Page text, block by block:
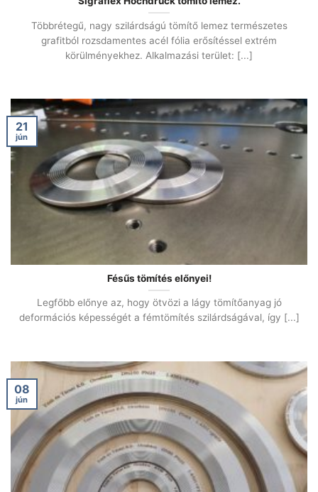
Többrétegű, nagy szilárdságú tömítő lemez természetes
grafitból rozsdamentes acél fólia erősítéssel extrém
körülményekhez. Alkalmazási terület: [...]
Fésűs tömítés előnyei!
Legfőbb előnye az, hogy ötvözi a lágy tömítőanyag jó
deformációs képességét a fémtömítés szilárdságával, így [...]
21
jún
08
jún